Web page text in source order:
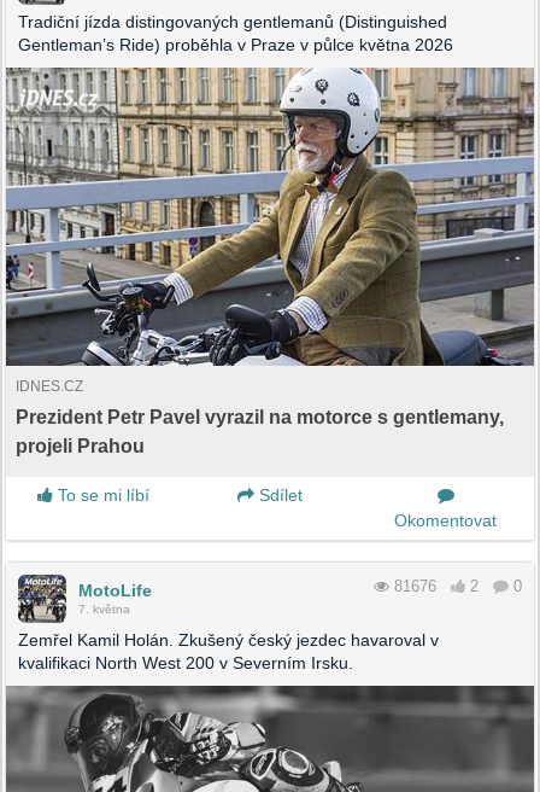
Tradiční jízda distingovaných gentlemanů (Distinguished
Gentleman’s Ride) proběhla v Praze v půlce května 2026
IDNES.CZ
Prezident Petr Pavel vyrazil na motorce s gentlemany,
projeli Prahou
To se mi líbí
Sdílet
Okomentovat
MotoLife
7. května
81676 2 0
Zemřel Kamil Holán. Zkušený český jezdec havaroval v
kvalifikaci North West 200 v Severním Irsku.